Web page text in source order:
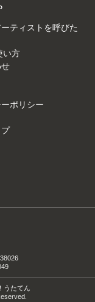
ティストを呼びた
い方
ポリシー
うたてん